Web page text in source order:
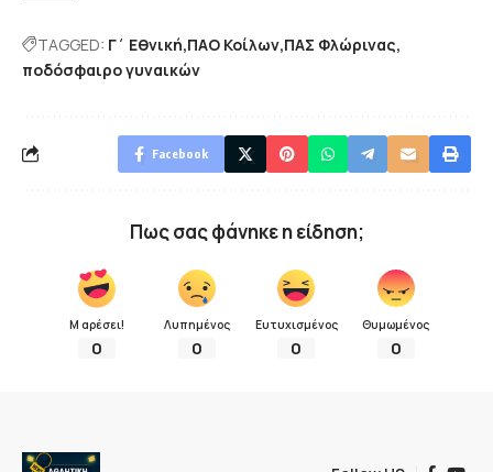
TAGGED: Γ΄ Εθνική ΠΑΟ Κοίλων ΠΑΣ Φλώρινας
ποδόσφαιρο γυναικών
Facebook
Πως σας φάνηκε η είδηση;
Μ αρέσει!
0
Λυπημένος
0
Ευτυχισμένος
0
Θυμωμένος
0